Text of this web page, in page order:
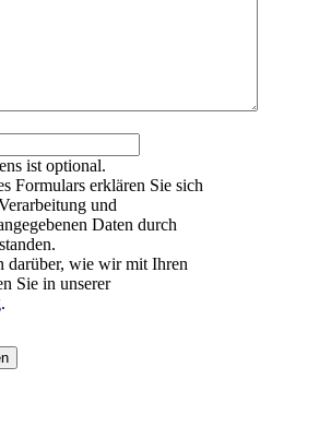
ist optional.
Formulars erklären Sie sich
und
Daten durch
darüber, wie wir mit Ihren
Sie in unserer
.